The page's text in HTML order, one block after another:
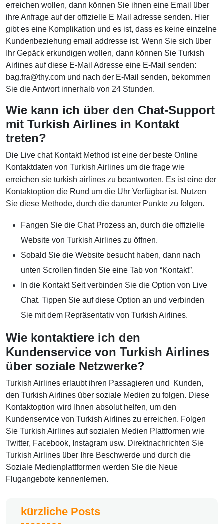
erreichen wollen, dann können Sie ihnen eine Email über
ihre Anfrage auf der offizielle E Mail adresse senden. Hier
gibt es eine Komplikation und es ist, dass es keine einzelne
Kundenbeziehung email addresse ist. Wenn Sie sich über
Ihr Gepäck erkundigen wollen, dann können Sie Turkish
Airlines auf diese E-Mail Adresse eine E-Mail senden:
bag.fra@thy.com und nach der E-Mail senden, bekommen
Sie die Antwort innerhalb von 24 Stunden.
Wie kann ich über den Chat-Support
mit Turkish Airlines in Kontakt
treten?
Die Live chat Kontakt Method ist eine der beste Online
Kontaktdaten von Turkish Airlines um die frage wie
erreichen sie turkish airlines zu beantworten. Es ist eine der
Kontaktoption die Rund um die Uhr Verfügbar ist. Nutzen
Sie diese Methode, durch die darunter Punkte zu folgen.
Fangen Sie die Chat Prozess an, durch die offizielle
Website von Turkish Airlines zu öffnen.
Sobald Sie die Website besucht haben, dann nach
unten Scrollen finden Sie eine Tab von “Kontakt”.
In die Kontakt Seit verbinden Sie die Option von Live
Chat. Tippen Sie auf diese Option an und verbinden
Sie mit dem Repräsentativ von Turkish Airlines.
Wie kontaktiere ich den
Kundenservice von Turkish Airlines
über soziale Netzwerke?
Turkish Airlines erlaubt ihren Passagieren und Kunden,
den Turkish Airlines über soziale Medien zu folgen. Diese
Kontaktoption wird Ihnen absolut helfen, um den
Kundenservice von Turkish Airlines zu erreichen. Folgen
Sie Turkish Airlines auf sozialen Medien Plattformen wie
Twitter, Facebook, Instagram usw. Direktnachrichten Sie
Turkish Airlines über Ihre Beschwerde und durch die
Soziale Medienplattformen werden Sie die Neue
Flugangebote kennenlernen.
kürzliche Posts